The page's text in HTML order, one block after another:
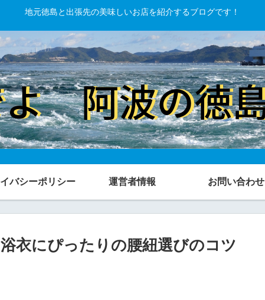
地元徳島と出張先の美味しいお店を紹介するブログです！
バシーポリシー 運営者情報 お問い合わせ
衣にぴったりの腰紐選びのコツ